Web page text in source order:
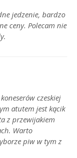
jedzenie, bardzo
ceny. Polecam nie
czeskiej
atutem jest kącik
z przewijakiem
Warto
piw w tym z